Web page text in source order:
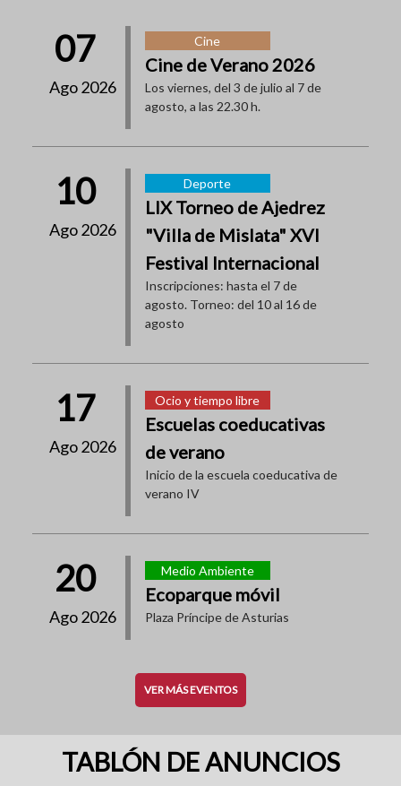
07
Ago 2026
Cine
Cine de Verano 2026
Los viernes, del 3 de julio al 7 de
agosto, a las 22.30 h.
10
Ago 2026
Deporte
LIX Torneo de Ajedrez
"Villa de Mislata" XVI
Festival Internacional
Inscripciones: hasta el 7 de
agosto. Torneo: del 10 al 16 de
agosto
17
Ago 2026
Ocio y tiempo libre
Escuelas coeducativas
de verano
Inicio de la escuela coeducativa de
verano IV
20
Ago 2026
Medio Ambiente
Ecoparque móvil
Plaza Príncipe de Asturias
VER MÁS EVENTOS
TABLÓN DE ANUNCIOS